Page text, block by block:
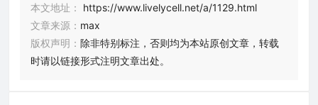
本文地址：
https://www.livelycell.net/a/1129.html
文章来源： max
版权声明： 除非特别标注，否则均为本站原创文章，转载
时请以链接形式注明文章出处。